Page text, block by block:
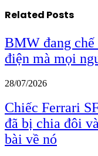
Related Posts
BMW đang
điện mà mọi
28/07/2026
Chiếc Ferrari
đã bị chia đôi
bài về nó